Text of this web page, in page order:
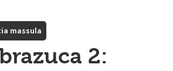
massula
2: